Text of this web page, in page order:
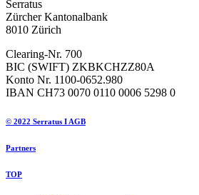
Serratus
Zürcher Kantonalbank
8010 Zürich
Clearing-Nr. 700
BIC (SWIFT) ZKBKCHZZ80A
Konto Nr. 1100-0652.980
IBAN CH73 0070 0110 0006 5298 0
© 2022 Serratus I AGB
Partners
TOP